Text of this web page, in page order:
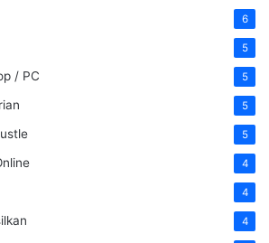
6
5
/ PC 5
5
5
4
4
4